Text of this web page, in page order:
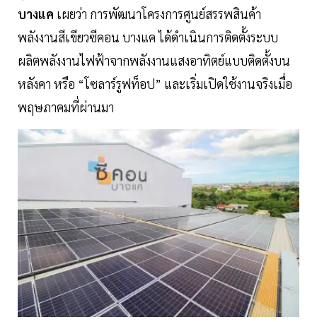
บางแค เผยว่า การพัฒนาโครงการศูนย์สรรพสินค้า
พลังงานสีเขียวซีคอน บางแค ได้ดำเนินการติดตั้งระบบ
ผลิตพลังงานไฟฟ้าจากพลังงานแสงอาทิตย์แบบติดตั้งบน
หลังคา หรือ “โซลาร์รูฟท็อป” และเริ่มเปิดใช้งานจริงเมื่อ
พฤษภาคมที่ผ่านมา